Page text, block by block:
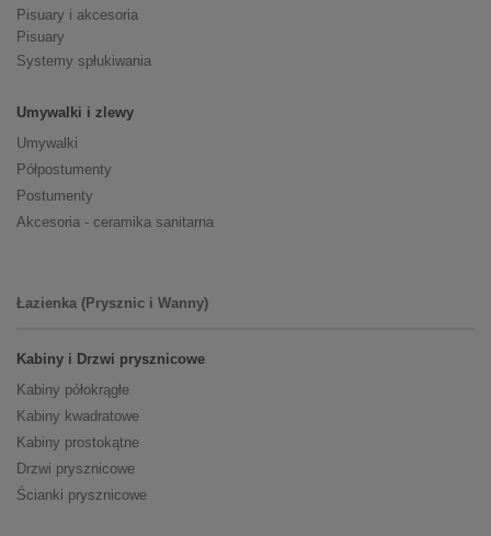
Pisuary i akcesoria
Pisuary
Systemy spłukiwania
Umywalki i zlewy
Umywalki
Półpostumenty
Postumenty
Akcesoria - ceramika sanitarna
Łazienka (Prysznic i Wanny)
Kabiny i Drzwi prysznicowe
Kabiny półokrągłe
Kabiny kwadratowe
Kabiny prostokątne
Drzwi prysznicowe
Ścianki prysznicowe